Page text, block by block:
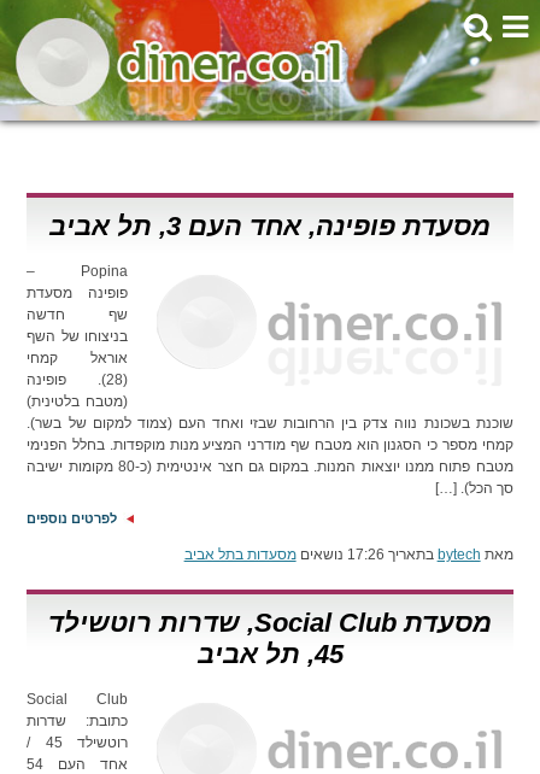
מסעדת פופינה, אחד העם 3, תל אביב
Popina –
פופינה מסעדת
שף חדשה
בניצוחו של השף
אוראל קמחי
(28). פופינה
(מטבח בלטינית)
שוכנת בשכונת נווה צדק בין הרחובות שבזי ואחד העם (צמוד למקום של בשר).
קמחי מספר כי הסגנון הוא מטבח שף מודרני המציע מנות מוקפדות. בחלל הפנימי
מטבח פתוח ממנו יוצאות המנות. במקום גם חצר אינטימית (כ-80 מקומות ישיבה
סך הכל). […]
לפרטים נוספים
מאת bytech בתאריך 17:26 נושאים מסעדות בתל אביב
מסעדת Social Club, שדרות רוטשילד
45, תל אביב
Social Club
כתובת: שדרות
רוטשילד 45 /
אחד העם 54